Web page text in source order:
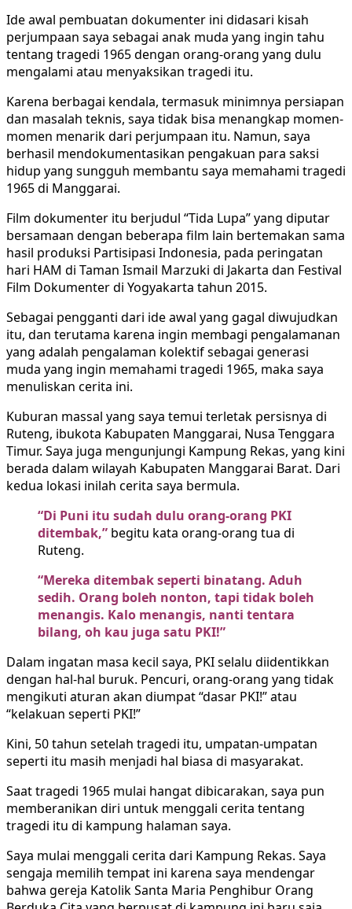
Ide awal pembuatan dokumenter ini didasari kisah
perjumpaan saya sebagai anak muda yang ingin tahu
tentang tragedi 1965 dengan orang-orang yang dulu
mengalami atau menyaksikan tragedi itu.
Karena berbagai kendala, termasuk minimnya persiapan
dan masalah teknis, saya tidak bisa menangkap momen-
momen menarik dari perjumpaan itu. Namun, saya
berhasil mendokumentasikan pengakuan para saksi
hidup yang sungguh membantu saya memahami tragedi
1965 di Manggarai.
Film dokumenter itu berjudul “Tida Lupa” yang diputar
bersamaan dengan beberapa film lain bertemakan sama
hasil produksi Partisipasi Indonesia, pada peringatan
hari HAM di Taman Ismail Marzuki di Jakarta dan Festival
Film Dokumenter di Yogyakarta tahun 2015.
Sebagai pengganti dari ide awal yang gagal diwujudkan
itu, dan terutama karena ingin membagi pengalamanan
yang adalah pengalaman kolektif sebagai generasi
muda yang ingin memahami tragedi 1965, maka saya
menuliskan cerita ini.
Kuburan massal yang saya temui terletak persisnya di
Ruteng, ibukota Kabupaten Manggarai, Nusa Tenggara
Timur. Saya juga mengunjungi Kampung Rekas, yang kini
berada dalam wilayah Kabupaten Manggarai Barat. Dari
kedua lokasi inilah cerita saya bermula.
“Di Puni itu sudah dulu orang-orang PKI
ditembak,” begitu kata orang-orang tua di
Ruteng.
“Mereka ditembak seperti binatang. Aduh
sedih. Orang boleh nonton, tapi tidak boleh
menangis. Kalo menangis, nanti tentara
bilang, oh kau juga satu PKI!”
Dalam ingatan masa kecil saya, PKI selalu diidentikkan
dengan hal-hal buruk. Pencuri, orang-orang yang tidak
mengikuti aturan akan diumpat “dasar PKI!” atau
“kelakuan seperti PKI!”
Kini, 50 tahun setelah tragedi itu, umpatan-umpatan
seperti itu masih menjadi hal biasa di masyarakat.
Saat tragedi 1965 mulai hangat dibicarakan, saya pun
memberanikan diri untuk menggali cerita tentang
tragedi itu di kampung halaman saya.
Saya mulai menggali cerita dari Kampung Rekas. Saya
sengaja memilih tempat ini karena saya mendengar
bahwa gereja Katolik Santa Maria Penghibur Orang